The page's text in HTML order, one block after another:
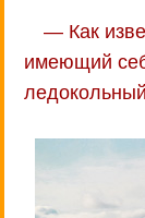
— Как
имеющий